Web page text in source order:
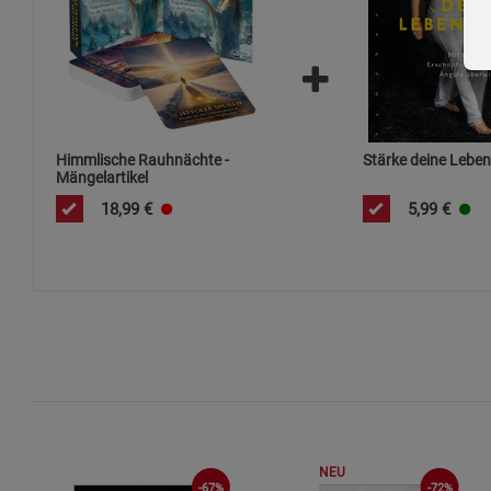
Himmlische Rauhnächte -
Mängelartikel
18,99 €
Stärke deine
5,99 €
NEU